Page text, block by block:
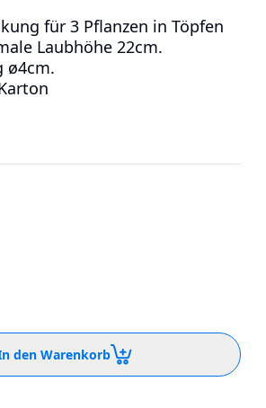
für 3 Pflanzen in Töpfen
Laubhöhe 22cm.
ø4cm.
den Warenkorb